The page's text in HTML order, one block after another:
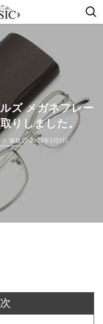
ズ メガネフレー
りしました。
眼鏡 2023年3月5日